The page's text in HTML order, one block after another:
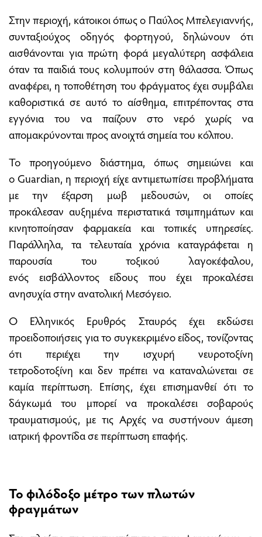
Στην περιοχή, κάτοικοι όπως ο Παύλος Μπελεγιαννής,
συνταξιούχος οδηγός φορτηγού, δηλώνουν ότι
αισθάνονται για πρώτη φορά μεγαλύτερη ασφάλεια
όταν τα παιδιά τους κολυμπούν στη θάλασσα. Όπως
αναφέρει, η τοποθέτηση του φράγματος έχει συμβάλει
καθοριστικά σε αυτό το αίσθημα, επιτρέποντας στα
εγγόνια του να παίζουν στο νερό χωρίς να
απομακρύνονται προς ανοιχτά σημεία του κόλπου.
Το προηγούμενο διάστημα, όπως σημειώνει και
ο Guardian, η περιοχή είχε αντιμετωπίσει προβλήματα
με την έξαρση μωβ μεδουσών, οι οποίες
προκάλεσαν αυξημένα περιστατικά τσιμπημάτων και
κινητοποίησαν φαρμακεία και τοπικές υπηρεσίες.
Παράλληλα, τα τελευταία χρόνια καταγράφεται η
παρουσία του τοξικού λαγοκέφαλου,
ενός εισβάλλοντος είδους που έχει προκαλέσει
ανησυχία στην ανατολική Μεσόγειο.
Ο Ελληνικός Ερυθρός Σταυρός έχει εκδώσει
προειδοποιήσεις για το συγκεκριμένο είδος, τονίζοντας
ότι περιέχει την ισχυρή νευροτοξίνη
τετροδοτοξίνη και δεν πρέπει να καταναλώνεται σε
καμία περίπτωση. Επίσης, έχει επισημανθεί ότι το
δάγκωμά του μπορεί να προκαλέσει σοβαρούς
τραυματισμούς, με τις Αρχές να συστήνουν άμεση
ιατρική φροντίδα σε περίπτωση επαφής.
Το φιλόδοξο μέτρο των πλωτών
φραγμάτων